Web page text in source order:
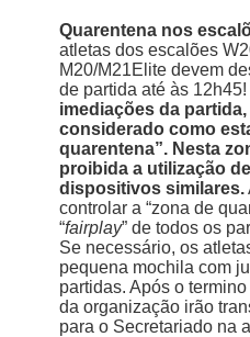
Quarentena nos
atletas dos escalões
M20/M21Elite devem
de partida até às 12h45!
imediações da partida,
considerado como
quarentena”. Nesta
proibida a utilização
dispositivos similares.
controlar a “zona de
“fairplay” de todos os
Se necessário, os
pequena mochila com
partidas. Após o
da organização irão
para o Secretariado na